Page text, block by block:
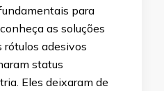
para
as soluções
rótulos adesivos
status
Eles deixaram de